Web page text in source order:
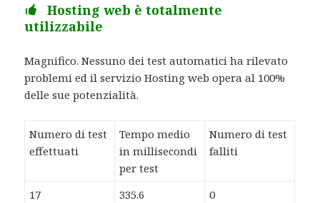
Hosting web è totalmente
utilizzabile
Magnifico. Nessuno dei test automatici ha rilevato
problemi ed il servizio Hosting web opera al 100%
delle sue potenzialità.
Numero di test
effettuati
Tempo medio
in millisecondi
per test
Numero di test
falliti
17 335.6 0